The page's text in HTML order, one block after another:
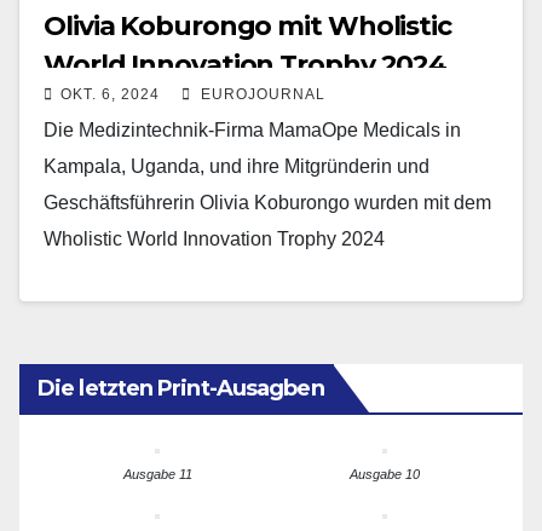
Olivia Koburongo mit Wholistic
World Innovation Trophy 2024
ausgezeichnet
OKT. 6, 2024 EUROJOURNAL
Die Medizintechnik-Firma MamaOpe Medicals in
Kampala, Uganda, und ihre Mitgründerin und
Geschäftsführerin Olivia Koburongo wurden mit dem
Wholistic World Innovation Trophy 2024
Die letzten Print-Ausagben
Ausgabe 11 Ausgabe 10